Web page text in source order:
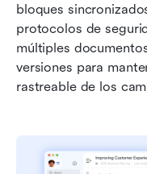
bloques
protocolos de
múltiples
versiones para
rastreable de los